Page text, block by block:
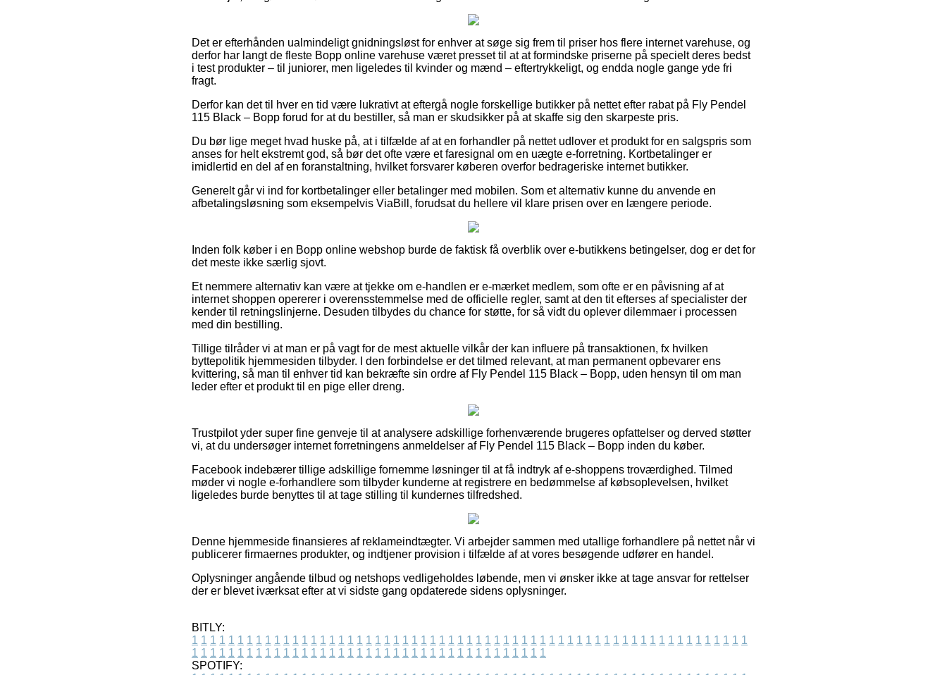
Det er efterhånden ualmindeligt gnidningsløst for enhver at søge sig frem til priser hos flere internet varehuse, og
derfor har langt de fleste Bopp online varehuse været presset til at at formindske priserne på specielt deres bedst
i test produkter – til juniorer, men ligeledes til kvinder og mænd – eftertrykkeligt, og endda nogle gange yde fri
fragt.
Derfor kan det til hver en tid være lukrativt at eftergå nogle forskellige butikker på nettet efter rabat på Fly Pendel
115 Black – Bopp forud for at du bestiller, så man er skudsikker på at skaffe sig den skarpeste pris.
Du bør lige meget hvad huske på, at i tilfælde af at en forhandler på nettet udlover et produkt for en salgspris som
anses for helt ekstremt god, så bør det ofte være et faresignal om en uægte e-forretning. Kortbetalinger er
imidlertid en del af en foranstaltning, hvilket forsvarer køberen overfor bedrageriske internet butikker.
Generelt går vi ind for kortbetalinger eller betalinger med mobilen. Som et alternativ kunne du anvende en
afbetalingsløsning som eksempelvis ViaBill, forudsat du hellere vil klare prisen over en længere periode.
Inden folk køber i en Bopp online webshop burde de faktisk få overblik over e-butikkens betingelser, dog er det for
det meste ikke særlig sjovt.
Et nemmere alternativ kan være at tjekke om e-handlen er e-mærket medlem, som ofte er en påvisning af at
internet shoppen opererer i overensstemmelse med de officielle regler, samt at den tit efterses af specialister der
kender til retningslinjerne. Desuden tilbydes du chance for støtte, for så vidt du oplever dilemmaer i processen
med din bestilling.
Tillige tilråder vi at man er på vagt for de mest aktuelle vilkår der kan influere på transaktionen, fx hvilken
byttepolitik hjemmesiden tilbyder. I den forbindelse er det tilmed relevant, at man permanent opbevarer ens
kvittering, så man til enhver tid kan bekræfte sin ordre af Fly Pendel 115 Black – Bopp, uden hensyn til om man
leder efter et produkt til en pige eller dreng.
Trustpilot yder super fine genveje til at analysere adskillige forhenværende brugeres opfattelser og derved støtter
vi, at du undersøger internet forretningens anmeldelser af Fly Pendel 115 Black – Bopp inden du køber.
Facebook indebærer tillige adskillige fornemme løsninger til at få indtryk af e-shoppens troværdighed. Tilmed
møder vi nogle e-forhandlere som tilbyder kunderne at registrere en bedømmelse af købsoplevelsen, hvilket
ligeledes burde benyttes til at tage stilling til kundernes tilfredshed.
Denne hjemmeside finansieres af reklameindtægter. Vi arbejder sammen med utallige forhandlere på nettet når vi
publicerer firmaernes produkter, og indtjener provision i tilfælde af at vores besøgende udfører en handel.
Oplysninger angående tilbud og netshops vedligeholdes løbende, men vi ønsker ikke at tage ansvar for rettelser
der er blevet iværksat efter at vi sidste gang opdaterede sidens oplysninger.
BITLY:
1 1 1 1 1 1 1 1 1 1 1 1 1 1 1 1 1 1 1 1 1 1 1 1 1 1 1 1 1 1 1 1 1 1 1 1 1 1 1 1 1 1 1 1 1 1 1 1 1 1 1 1 1 1 1 1 1 1 1 1 1
1 1 1 1 1 1 1 1 1 1 1 1 1 1 1 1 1 1 1 1 1 1 1 1 1 1 1 1 1 1 1 1 1 1 1 1 1 1 1
SPOTIFY: